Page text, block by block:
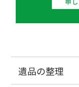
遺品の整理